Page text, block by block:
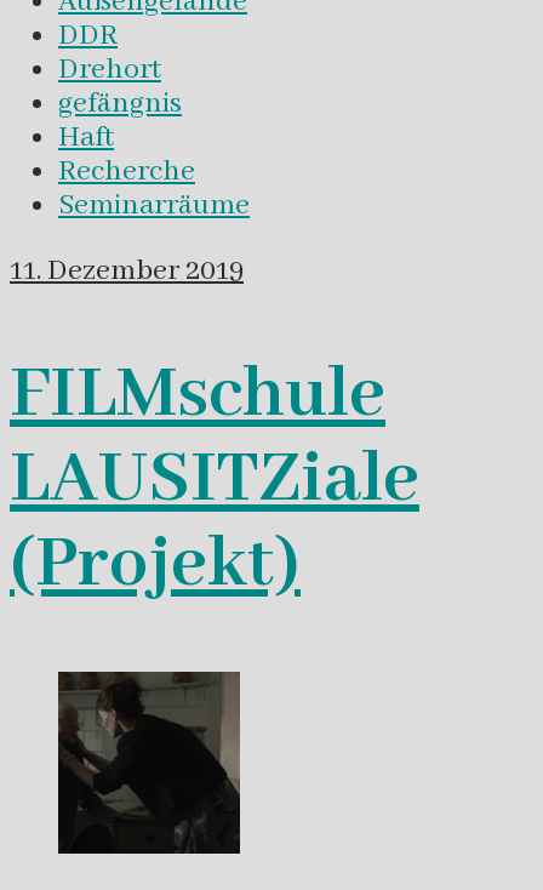
DDR
Drehort
gefängnis
Haft
Recherche
Seminarräume
11. Dezember 2019
FILMschule
LAUSITZiale
(Projekt)